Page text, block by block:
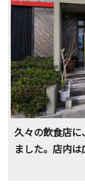
久々の飲食店
ました。店内